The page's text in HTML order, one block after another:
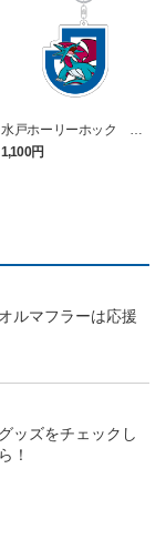
水戸ホーリーホック ボ
ーマンダ キーホルダー
1,100円
ルマフラーは応援
ッズをチェックし
！